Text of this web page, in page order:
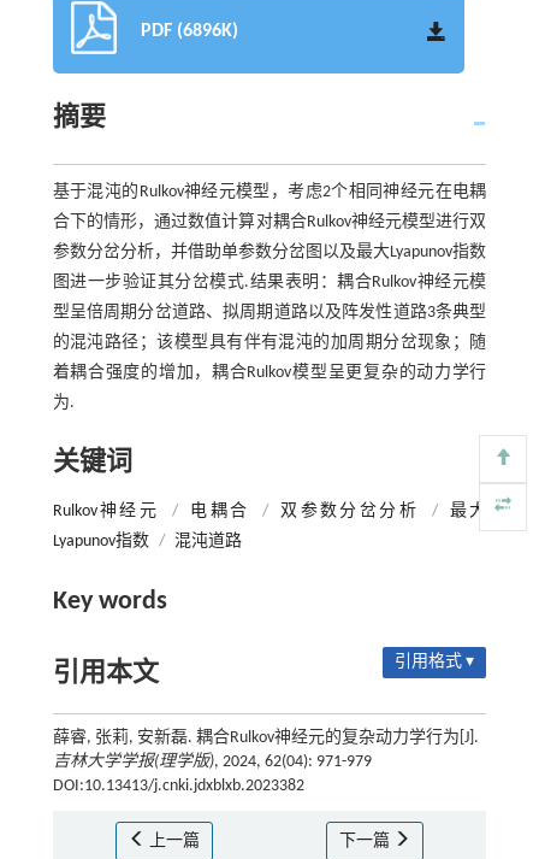
PDF (6896K)
摘要
基于混沌的Rulkov神经元模型，考虑2个相同神经元在电耦
合下的情形，通过数值计算对耦合Rulkov神经元模型进行双
参数分岔分析，并借助单参数分岔图以及最大Lyapunov指数
图进一步验证其分岔模式.结果表明：耦合Rulkov神经元模
型呈倍周期分岔道路、拟周期道路以及阵发性道路3条典型
的混沌路径；该模型具有伴有混沌的加周期分岔现象；随
着耦合强度的增加，耦合Rulkov模型呈更复杂的动力学行
为.
关键词
Rulkov神经元 / 电耦合 / 双参数分岔分析 /
最大
Lyapunov指数 / 混沌道路
Key words
引用本文 引用格式 ▾
薛睿, 张莉, 安新磊. 耦合Rulkov神经元的复杂动力学行为[J].
吉林大学学报(理学版), 2024, 62(04): 971-979
DOI:10.13413/j.cnki.jdxblxb.2023382
上一篇 下一篇